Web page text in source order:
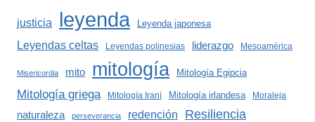
justicia leyenda Leyenda japonesa
Leyendas celtas Leyendas polinesias liderazgo Mesoamérica
Misericordia mito mitología Mitología Egipcia
Mitología griega Mitología Iraní Mitología irlandesa Moraleja
naturaleza perseverancia redención Resiliencia